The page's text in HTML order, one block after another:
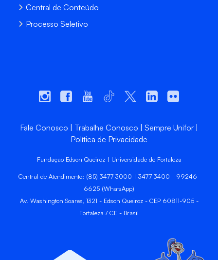
Central de Conteúdo
Processo Seletivo
Fale Conosco Trabalhe Conosco
Sempre Unifor
Política de Privacidade
Fundação Edson Queiroz | Universidade de Fortaleza
Central de Atendimento: (85) 3477-3000 | 3477-3400 | 99246-
6625 (WhatsApp)
Av. Washington Soares, 1321 - Edson Queiroz - CEP 60811-905 -
Fortaleza / CE - Brasil